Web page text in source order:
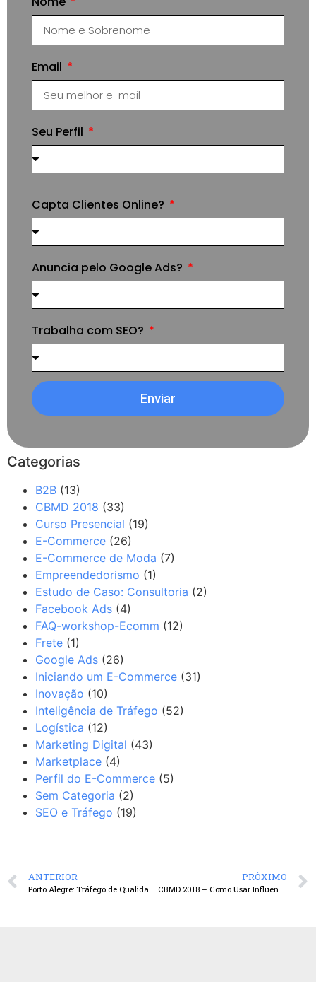
Email
Seu Perfil
Capta Clientes Online?
Anuncia pelo Google Ads?
Trabalha com SEO?
Enviar
Categorias
B2B (13)
CBMD 2018 (33)
Curso Presencial (19)
E-Commerce (26)
E-Commerce de Moda (7)
Empreendedorismo (1)
Estudo de Caso: Consultoria (2)
Facebook Ads (4)
FAQ-workshop-Ecomm (12)
Frete (1)
Google Ads (26)
Iniciando um E-Commerce (31)
Inovação (10)
Inteligência de Tráfego (52)
Logística (12)
Marketing Digital (43)
Marketplace (4)
Perfil do E-Commerce (5)
Sem Categoria (2)
SEO e Tráfego (19)
ANTERIOR
Porto Alegre: Tráfego de Qualidade
PRÓXIMO
CBMD 2018 – Como Usar Influenciadores Digitais